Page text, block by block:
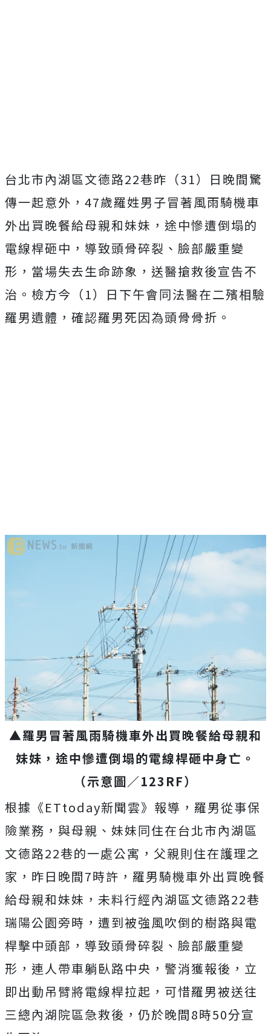
台北市內湖區文德路22巷昨（31）日晚間驚
傳一起意外，47歲羅姓男子冒著風雨騎機車
外出買晚餐給母親和妹妹，途中慘遭倒塌的
電線桿砸中，導致頭骨碎裂、臉部嚴重變
形，當場失去生命跡象，送醫搶救後宣告不
治。檢方今（1）日下午會同法醫在二殯相驗
羅男遺體，確認羅男死因為頭骨骨折。
▲羅男冒著風雨騎機車外出買晚餐給母親和
妹妹，途中慘遭倒塌的電線桿砸中身亡。
（示意圖／123RF）
根據《ETtoday新聞雲》報導，羅男從事保
險業務，與母親、妹妹同住在台北市內湖區
文德路22巷的一處公寓，父親則住在護理之
家，昨日晚間7時許，羅男騎機車外出買晚餐
給母親和妹妹，未料行經內湖區文德路22巷
瑞陽公園旁時，遭到被強風吹倒的樹路與電
桿擊中頭部，導致頭骨碎裂、臉部嚴重變
形，連人帶車躺臥路中央，警消獲報後，立
即出動吊臂將電線桿拉起，可惜羅男被送往
三總內湖院區急救後，仍於晚間8時50分宣